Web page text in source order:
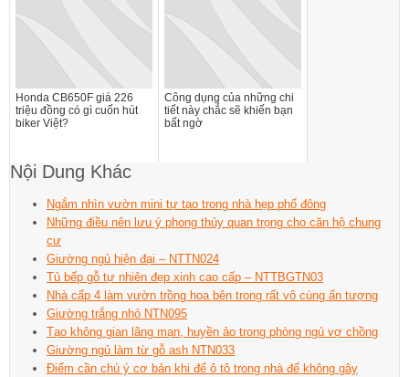
Honda CB650F giá 226
triệu đồng có gì cuốn hút
biker Việt?
Công dụng của những chi
tiết này chắc sẽ khiến bạn
bất ngờ
Nội Dung Khác
Ngắm nhìn vườn mini tự tạo trong nhà hẹp phố đông
Những điều nên lưu ý phong thủy quan trọng cho căn hộ chung
cư
Giường ngủ hiện đại – NTTN024
Tủ bếp gỗ tự nhiên đẹp xinh cao cấp – NTTBGTN03
Nhà cấp 4 làm vườn trồng hoa bên trong rất vô cùng ấn tượng
Giường trắng nhỏ NTN095
Tạo không gian lãng mạn, huyền ảo trong phòng ngủ vợ chồng
Giường ngủ làm từ gỗ ash NTN033
Điểm cần chú ý cơ bản khi để ô tô trong nhà để không gây